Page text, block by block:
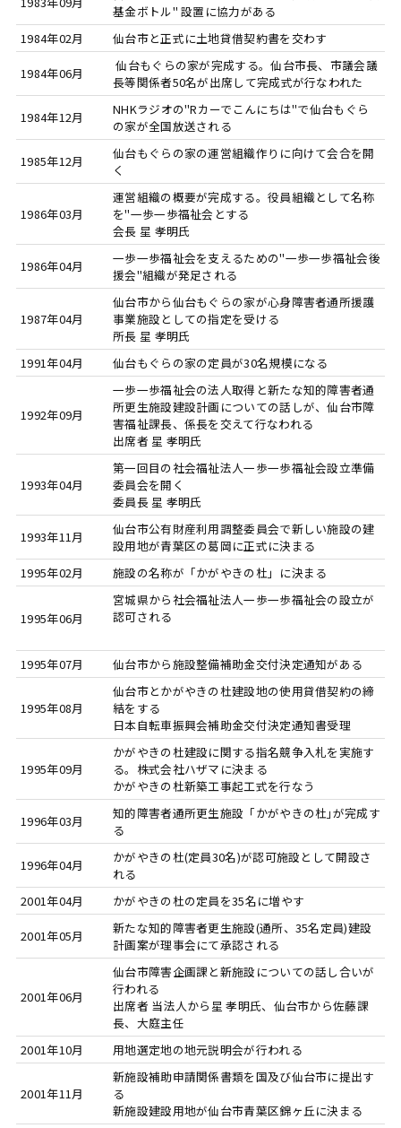
基金ボトル" 設置に協力がある
1984年02月
仙台市と正式に土地貸借契約書を交わす
1984年06月
仙台もぐらの家が完成する。仙台市長、市議会議
長等関係者50名が出席して完成式が行なわれた
1984年12月
NHKラジオの"Rカーでこんにちは"で仙台もぐら
の家が全国放送される
1985年12月
仙台もぐらの家の運営組織作りに向けて会合を開
く
1986年03月
運営組織の概要が完成する。役員組織として名称
を"一歩一歩福祉会とする
会長 星 孝明氏
1986年04月
一歩一歩福祉会を支えるための"一歩一歩福祉会後
援会"組織が発足される
1987年04月
仙台市から仙台もぐらの家が心身障害者通所援護
事業施設としての指定を受ける
所長 星 孝明氏
1991年04月
仙台もぐらの家の定員が30名規模になる
1992年09月
一歩一歩福祉会の法人取得と新たな知的障害者通
所更生施設建設計画についての話しが、仙台市障
害福祉課長、係長を交えて行なわれる
出席者 星 孝明氏
1993年04月
第一回目の社会福祉法人一歩一歩福祉会設立準備
委員会を開く
委員長 星 孝明氏
1993年11月
仙台市公有財産利用調整委員会で新しい施設の建
設用地が青葉区の葛岡に正式に決まる
1995年02月
施設の名称が「かがやきの杜」に決まる
1995年06月
宮城県から社会福祉法人一歩一歩福祉会の設立が
認可される
1995年07月 仙台市から施設整備補助金交付決定通知がある
1995年08月
仙台市とかがやきの杜建設地の使用貸借契約の締
結をする
日本自転車振興会補助金交付決定通知書受理
1995年09月
かがやきの杜建設に関する指名競争入札を実施す
る。株式会社ハザマに決まる
かがやきの杜新築工事起工式を行なう
1996年03月
知的障害者通所更生施設「かがやきの杜｣が完成す
る
1996年04月
かがやきの杜(定員30名)が認可施設として開設さ
れる
2001年04月
かがやきの杜の定員を35名に増やす
2001年05月
新たな知的障害者更生施設(通所、35名定員)建設
計画案が理事会にて承認される
2001年06月
仙台市障害企画課と新施設についての話し合いが
行われる
出席者 当法人から星 孝明氏、仙台市から佐藤課
長、大庭主任
2001年10月
用地選定地の地元説明会が行われる
2001年11月
新施設補助申請関係書類を国及び仙台市に提出す
る
新施設建設用地が仙台市青葉区錦ヶ丘に決まる